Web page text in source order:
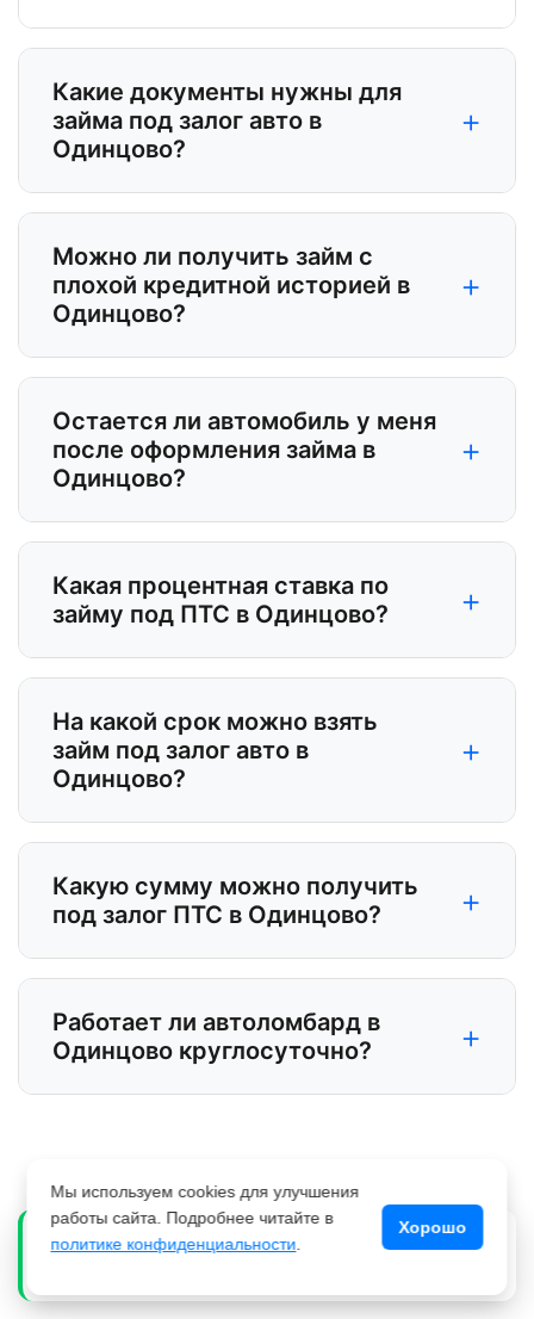
Какие документы нужны для
займа под залог авто в
Одинцово?
+
Можно ли получить займ с
плохой кредитной историей в
Одинцово?
+
Остается ли автомобиль у меня
после оформления займа в
Одинцово?
+
Какая процентная ставка по
займу под ПТС в Одинцово?
+
На какой срок можно взять
займ под залог авто в
Одинцово?
+
Какую сумму можно получить
под залог ПТС в Одинцово?
+
Работает ли автоломбард в
Одинцово круглосуточно?
+
Е
Елена С. из Краснодар
Мы используем cookies для улучшения
работы сайта. Подробнее читайте в
политике конфиденциальности
Хорошо